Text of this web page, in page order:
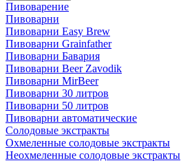
Пивоварение
Пивоварни
Пивоварни Easy Brew
Пивоварни Grainfather
Пивоварни Бавария
Пивоварни Beer Zavodik
Пивоварни MirBeer
Пивоварни 30 литров
Пивоварни 50 литров
Пивоварни автоматические
Солодовые экстракты
Охмеленные солодовые экстракты
Неохмеленные солодовые экстракты